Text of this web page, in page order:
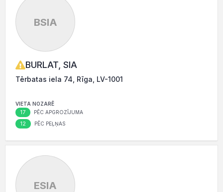
BSIA
BURLAT, SIA
Tērbatas iela 74, Rīga, LV-1001
VIETA NOZARĒ
17 PĒC APGROZĪJUMA
12 PĒC PEĻŅAS
ESIA